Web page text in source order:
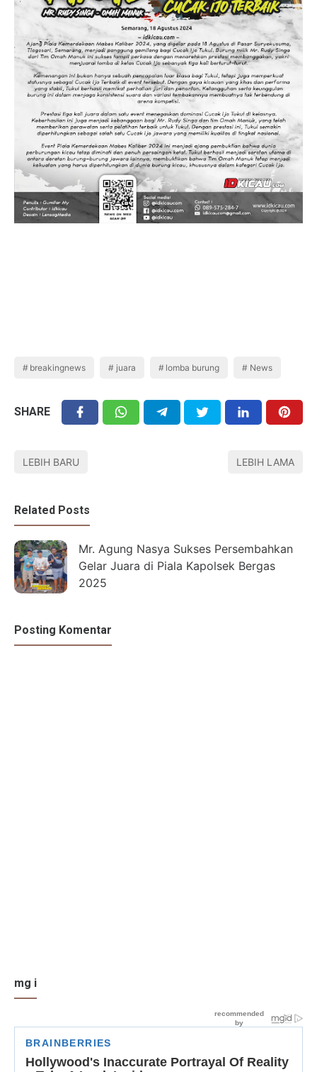
breakingnews juara lomba burung News
SHARE
LEBIH BARU LEBIH LAMA
Related Posts
Mr. Agung Nasya Sukses Persembahkan
Gelar Juara di Piala Kapolsek Bergas
2025
Posting Komentar
mg i